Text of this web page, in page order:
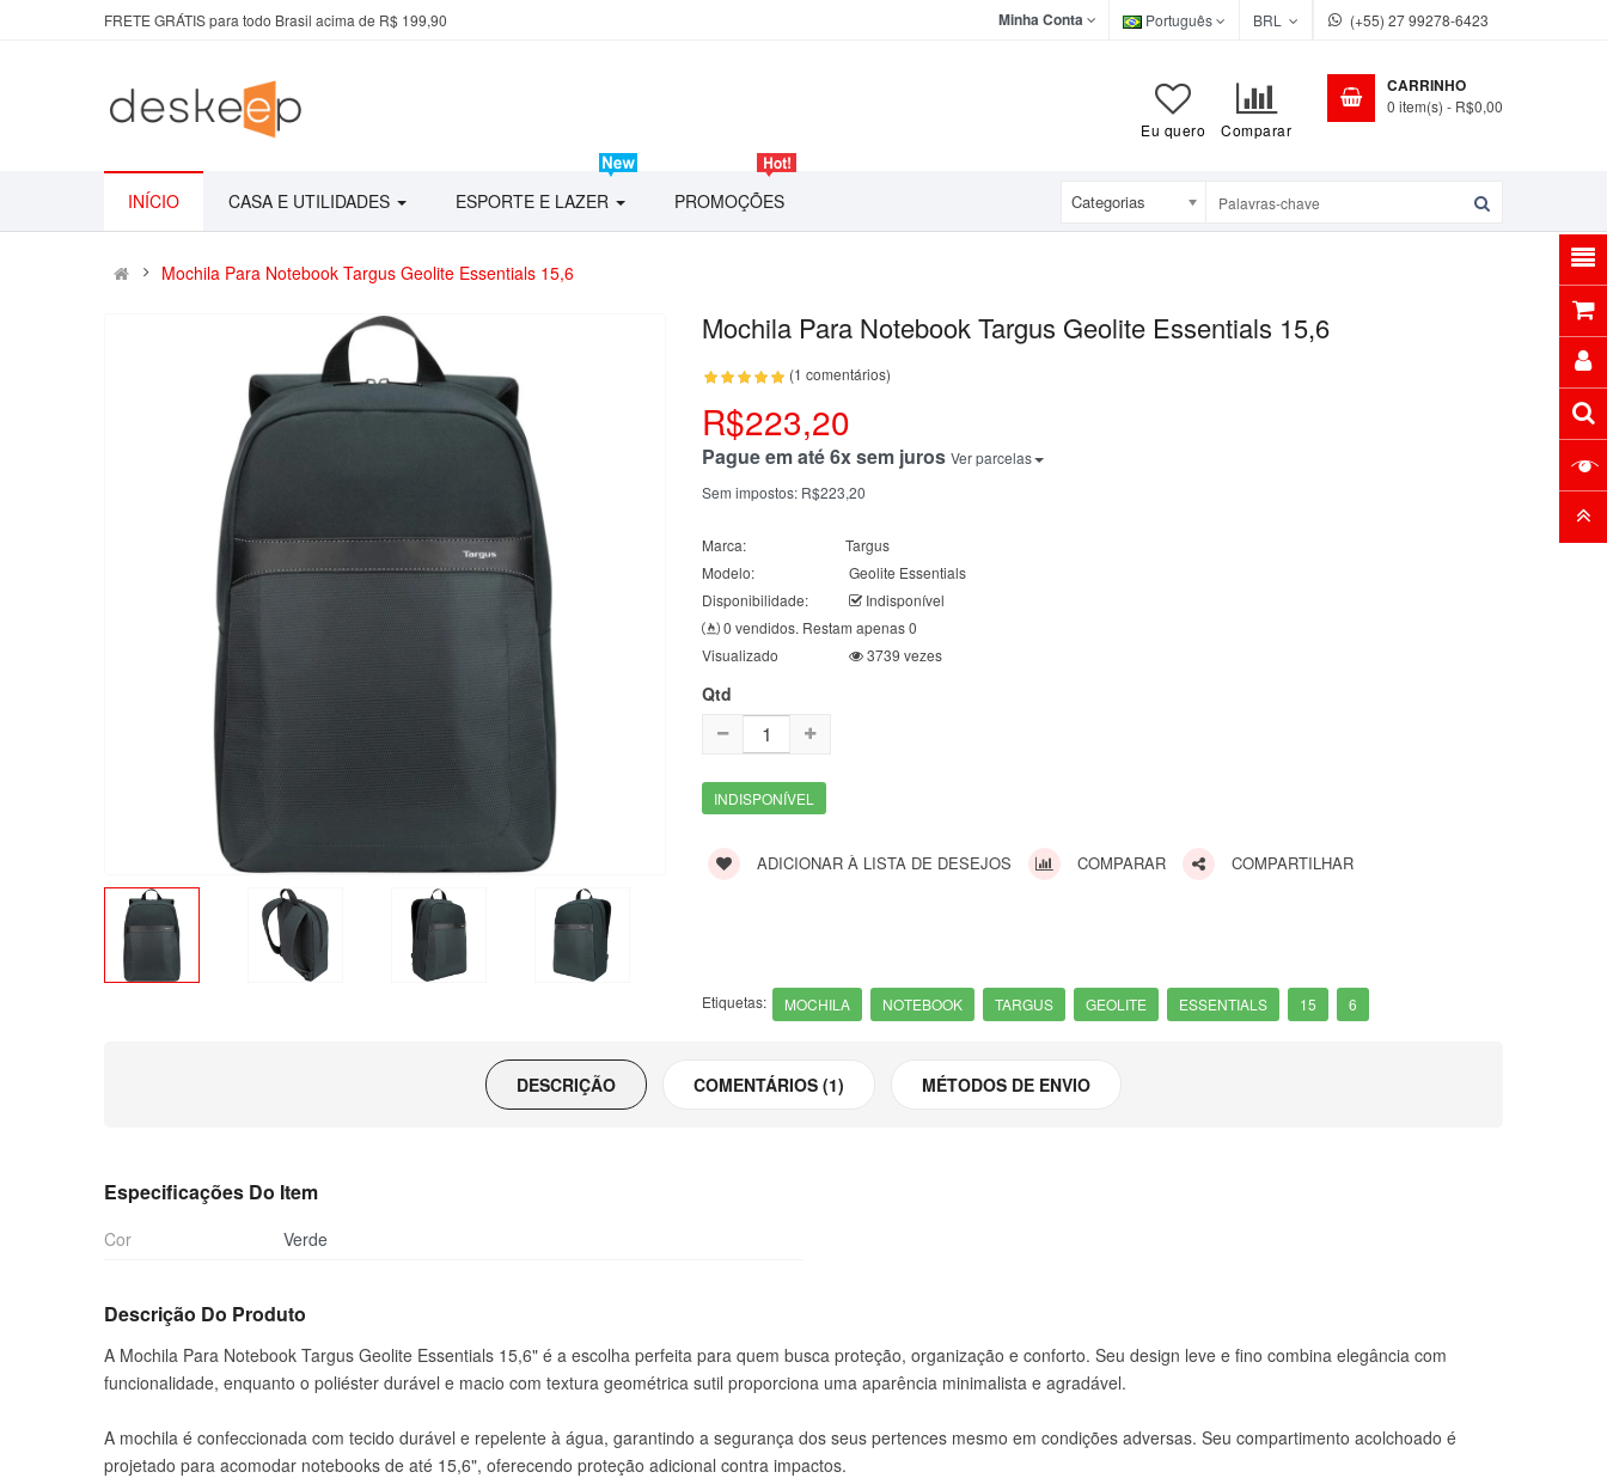
FRETE GRÁTIS para todo Brasil acima de R$ 199,90 (+55) 27 99278-6423
Minha Conta Português
Eu quero Comparar
CARRINHO
0 item(s) - R$0,00
INÍCIO CASA E UTILIDADES ESPORTE E LAZER PROMOÇÕES Categorias
Mochila Para Notebook Targus Geolite Essentials 15,6
Mochila Para Notebook Targus Geolite Essentials 15,6
(1 comentários)
R$223,20
Pague em até 6x sem juros Ver parcelas
Sem impostos: R$223,20
Marca:
Targus
Modelo:
Geolite Essentials
Disponibilidade:
Indisponível
0 vendidos. Restam apenas 0
Visualizado
3739 vezes
Qtd
INDISPONÍVEL
ADICIONAR À LISTA DE DESEJOS COMPARAR COMPARTILHAR
Etiquetas: MOCHILA NOTEBOOK TARGUS GEOLITE ESSENTIALS 15 6
DESCRIÇÃO COMENTÁRIOS (1) MÉTODOS DE ENVIO
Especificações Do Item
Cor Verde
Descrição Do Produto
A Mochila Para Notebook Targus Geolite Essentials 15,6" é a escolha perfeita para quem busca proteção, organização e conforto. Seu design leve e fino combina elegância com
funcionalidade, enquanto o poliéster durável e macio com textura geométrica sutil proporciona uma aparência minimalista e agradável.
A mochila é confeccionada com tecido durável e repelente à água, garantindo a segurança dos seus pertences mesmo em condições adversas. Seu compartimento acolchoado é
projetado para acomodar notebooks de até 15,6", oferecendo proteção adicional contra impactos.